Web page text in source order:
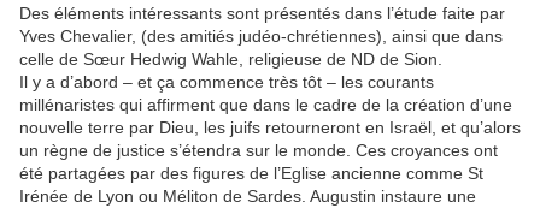
Des éléments intéressants sont présentés dans l’étude faite par
Yves Chevalier, (des amitiés judéo-chrétiennes), ainsi que dans
celle de Sœur Hedwig Wahle, religieuse de ND de Sion.
Il y a d’abord – et ça commence très tôt – les courants
millénaristes qui affirment que dans le cadre de la création d’une
nouvelle terre par Dieu, les juifs retourneront en Israël, et qu’alors
un règne de justice s’étendra sur le monde. Ces croyances ont
été partagées par des figures de l’Eglise ancienne comme St
Irénée de Lyon ou Méliton de Sardes. Augustin instaure une